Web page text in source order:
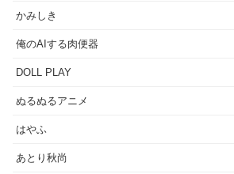
かみしき
俺のAIする肉便器
DOLL PLAY
ぬるぬるアニメ
はやふ
あとり秋尚